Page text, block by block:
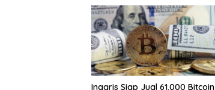
Inggris Siap Jual 61.000 Bitcoin